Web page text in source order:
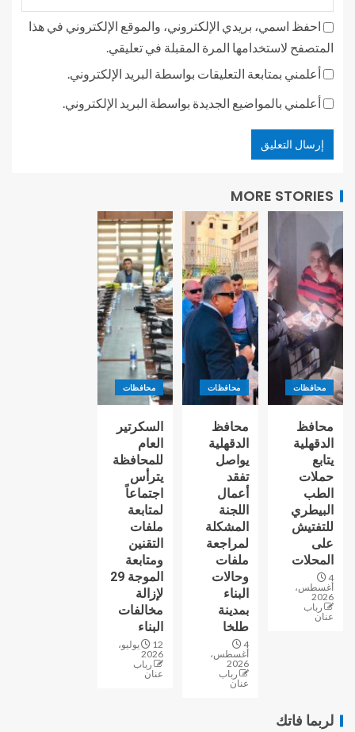
احفظ اسمي، بريدي الإلكتروني، والموقع الإلكتروني في هذا
المتصفح لاستخدامها المرة المقبلة في تعليقي.
أعلمني بمتابعة التعليقات بواسطة البريد الإلكتروني.
أعلمني بالمواضيع الجديدة بواسطة البريد الإلكتروني.
MORE STORIES
محافظات
محافظ
الدقهلية
يتابع
حملات
الطب
البيطري
للتفتيش
على
المحلات
4
أغسطس،
2026
رباب
عنان
محافظات
محافظ
الدقهلية
يواصل
تفقد
أعمال
اللجنة
المشكلة
لمراجعة
ملفات
وحالات
البناء
بمدينة
طلخا
4
أغسطس،
2026
رباب
عنان
محافظات
السكرتير
العام
للمحافظة
يترأس
اجتماعاً
لمتابعة
ملفات
التقنين
ومتابعة
الموجة 29
لإزالة
مخالفات
البناء
12 يوليو،
2026
رباب
عنان
لربما فاتك